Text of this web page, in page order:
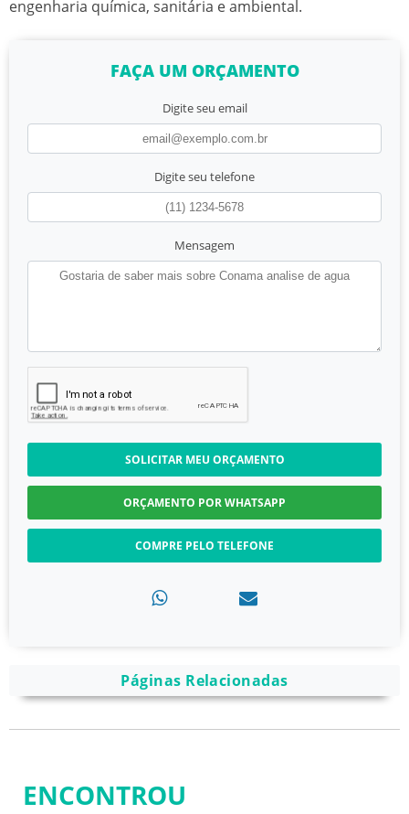
engenharia química, sanitária e ambiental.
FAÇA UM ORÇAMENTO
Digite seu email
Digite seu telefone
Mensagem
SOLICITAR MEU ORÇAMENTO
ORÇAMENTO POR WHATSAPP
COMPRE PELO TELEFONE
Páginas Relacionadas
ENCONTROU